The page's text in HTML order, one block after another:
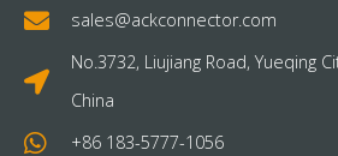
sales@ackconnector.com
No.3732, Liujiang Road, Yueqing
China
+86 183-5777-1056